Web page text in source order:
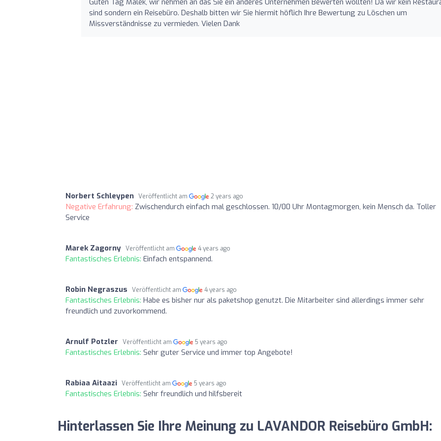
sind sondern ein Reisebüro. Deshalb bitten wir Sie hiermit höflich Ihre Bewertung zu Löschen um
Missverständnisse zu vermieden. Vielen Dank
Norbert Schleypen Veröffentlicht am 2 years ago
Negative Erfahrung: Zwischendurch einfach mal geschlossen. 10/00 Uhr Montagmorgen, kein Mensch da. Toller
Service
Marek Zagorny Veröffentlicht am 4 years ago
Fantastisches Erlebnis: Einfach entspannend.
Robin Negraszus Veröffentlicht am 4 years ago
Fantastisches Erlebnis: Habe es bisher nur als paketshop genutzt. Die Mitarbeiter sind allerdings immer sehr
freundlich und zuvorkommend.
Arnulf Potzler Veröffentlicht am 5 years ago
Fantastisches Erlebnis: Sehr guter Service und immer top Angebote!
Rabiaa Aitaazi Veröffentlicht am 5 years ago
Fantastisches Erlebnis: Sehr freundlich und hilfsbereit
Hinterlassen Sie Ihre Meinung zu LAVANDOR Reisebüro GmbH: